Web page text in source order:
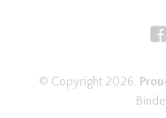
© Copyright 2026.